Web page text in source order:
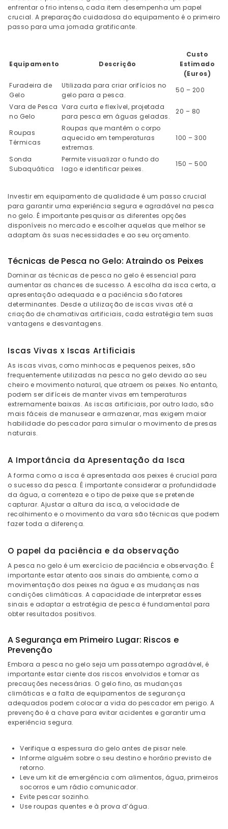
enfrentar o frio intenso, cada item desempenha um papel
crucial. A preparação cuidadosa do equipamento é o primeiro
passo para uma jornada gratificante.
Equipamento Descrição
Custo
Estimado
(Euros)
Furadeira de
Gelo
Utilizada para criar orifícios no
gelo para a pesca.
50 – 200
Vara de Pesca
no Gelo
Vara curta e flexível, projetada
para pesca em águas geladas.
20 – 80
Roupas
Térmicas
Roupas que mantêm o corpo
aquecido em temperaturas
extremas.
100 – 300
Sonda
Subaquática
Permite visualizar o fundo do
lago e identificar peixes.
150 – 500
Investir em equipamento de qualidade é um passo crucial
para garantir uma experiência segura e agradável na pesca
no gelo. É importante pesquisar as diferentes opções
disponíveis no mercado e escolher aquelas que melhor se
adaptam às suas necessidades e ao seu orçamento.
Técnicas de Pesca no Gelo: Atraindo os Peixes
Dominar as técnicas de pesca no gelo é essencial para
aumentar as chances de sucesso. A escolha da isca certa, a
apresentação adequada e a paciência são fatores
determinantes. Desde a utilização de iscas vivas até a
criação de chamativas artificiais, cada estratégia tem suas
vantagens e desvantagens.
Iscas Vivas x Iscas Artificiais
As iscas vivas, como minhocas e pequenos peixes, são
frequentemente utilizadas na pesca no gelo devido ao seu
cheiro e movimento natural, que atraem os peixes. No entanto,
podem ser difíceis de manter vivas em temperaturas
extremamente baixas. As iscas artificiais, por outro lado, são
mais fáceis de manusear e armazenar, mas exigem maior
habilidade do pescador para simular o movimento de presas
naturais.
A Importância da Apresentação da Isca
A forma como a isca é apresentada aos peixes é crucial para
o sucesso da pesca. É importante considerar a profundidade
da água, a correnteza e o tipo de peixe que se pretende
capturar. Ajustar a altura da isca, a velocidade de
recolhimento e o movimento da vara são técnicas que podem
fazer toda a diferença.
O papel da paciência e da observação
A pesca no gelo é um exercício de paciência e observação. É
importante estar atento aos sinais do ambiente, como a
movimentação dos peixes na água e as mudanças nas
condições climáticas. A capacidade de interpretar esses
sinais e adaptar a estratégia de pesca é fundamental para
obter resultados positivos.
A Segurança em Primeiro Lugar: Riscos e
Prevenção
Embora a pesca no gelo seja um passatempo agradável, é
importante estar ciente dos riscos envolvidos e tomar as
precauções necessárias. O gelo fino, as mudanças
climáticas e a falta de equipamentos de segurança
adequados podem colocar a vida do pescador em perigo. A
prevenção é a chave para evitar acidentes e garantir uma
experiência segura.
Verifique a espessura do gelo antes de pisar nele.
Informe alguém sobre o seu destino e horário previsto de
retorno.
Leve um kit de emergência com alimentos, água, primeiros
socorros e um rádio comunicador.
Evite pescar sozinho.
Use roupas quentes e à prova d’água.